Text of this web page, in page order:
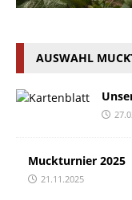
AUSWAHL
Muckturnier 2025
21.11.2025